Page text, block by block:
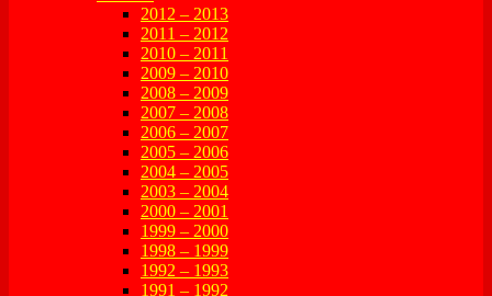
2012 – 2013
2011 – 2012
2010 – 2011
2009 – 2010
2008 – 2009
2007 – 2008
2006 – 2007
2005 – 2006
2004 – 2005
2003 – 2004
2000 – 2001
1999 – 2000
1998 – 1999
1992 – 1993
1991 – 1992